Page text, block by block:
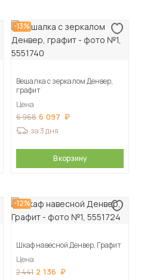
-13%
Вешалка с зеркалом Денвер,
графит
Цена
6 968 6 097
за 3 дня
В корзину
-12%
Шкаф навесной Денвер, Графит
Цена
2 441 2 136